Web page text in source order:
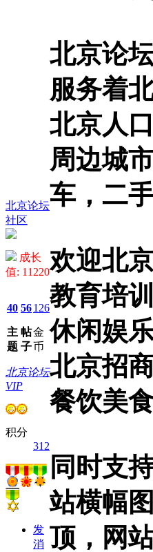
北京论坛
社区
成长
值: 11220
40
主
题
56
帖
子
126
金
币
北京论坛
VIP
积分
312
发
消
北京论
服务着
北京人
周边城
车，二
欢迎北
教育培
休闲娱
北京招
餐饮美
同时支
站横幅
顶，网